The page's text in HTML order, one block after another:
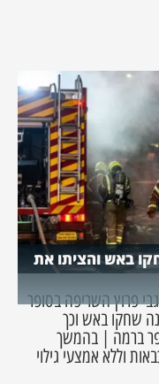
באש והציתו את
פרוץ השריפה בסופר
שחקו באש וכך
ברמה | בהמשך
וללא אמצעי גילוי